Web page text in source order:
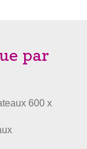
par
600 x